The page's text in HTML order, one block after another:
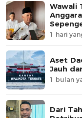
Wawali
1 hari
Aset
Jauh
1 bulan
Dari